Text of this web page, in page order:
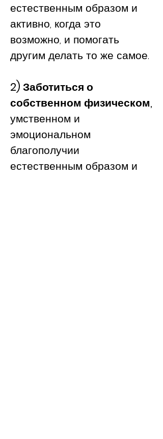
естественным образом и
активно, когда это
возможно, и помогать
другим делать то же самое.
2) Заботиться о
собственном физическом,
умственном и
эмоциональном
благополучии
естественным образом и